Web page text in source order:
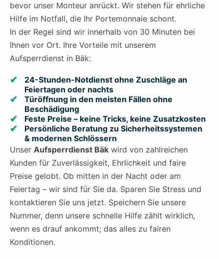
bevor unser Monteur anrückt. Wir stehen für ehrliche
Hilfe im Notfall, die Ihr Portemonnaie schont.
In der Regel sind wir innerhalb von 30 Minuten bei
Ihnen vor Ort. Ihre Vorteile mit unserem
Aufsperrdienst in Bäk:
24-Stunden-Notdienst ohne Zuschläge an
Feiertagen oder nachts
Türöffnung in den meisten Fällen ohne
Beschädigung
Feste Preise – keine Tricks, keine Zusatzkosten
Persönliche Beratung zu Sicherheitssystemen
& modernen Schlössern
Unser Aufsperrdienst Bäk wird von zahlreichen
Kunden für Zuverlässigkeit, Ehrlichkeit und faire
Preise gelobt. Ob mitten in der Nacht oder am
Feiertag – wir sind für Sie da. Sparen Sie Stress und
kontaktieren Sie uns jetzt. Speichern Sie unsere
Nummer, denn unsere schnelle Hilfe zählt wirklich,
wenn es drauf ankommt; das alles zu fairen
Konditionen.